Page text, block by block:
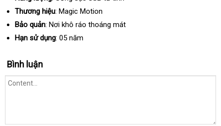
Thương hiệu: Magic Motion
Bảo quản: Nơi khô ráo thoáng mát
Hạn sử dụng: 05 năm
Bình luận